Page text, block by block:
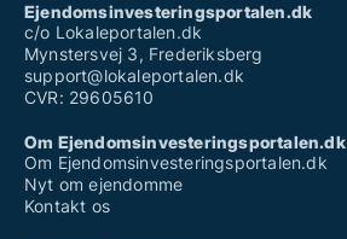
Ejendomsinvesteringsportalen.dk
c/o Lokaleportalen.dk
Mynstersvej 3, Frederiksberg
support@lokaleportalen.dk
CVR: 29605610
Om Ejendomsinvesteringsportalen.dk
Om Ejendomsinvesteringsportalen.dk
Nyt om ejendomme
Kontakt os